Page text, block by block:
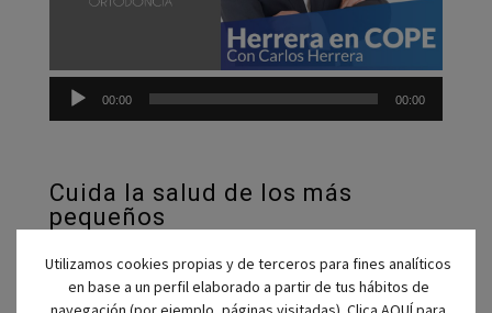
00:00 00:00
Cuida la salud de los más
pequeños
Utilizamos cookies propias y de terceros para fines analíticos
en base a un perfil elaborado a partir de tus hábitos de